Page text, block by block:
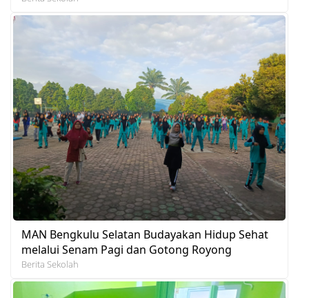
MAN Bengkulu Selatan Budayakan Hidup Sehat
melalui Senam Pagi dan Gotong Royong
Berita Sekolah